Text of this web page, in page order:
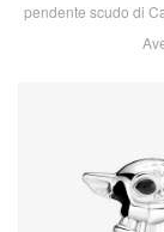
pendente scudo di